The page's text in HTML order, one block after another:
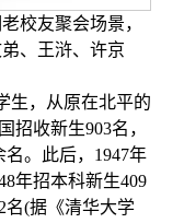
校友聚会场景，
、王浒、许京
生，从原在北平的
招收新生903名，
。此后，1947年
年招本科新生409
名(据《清华大学